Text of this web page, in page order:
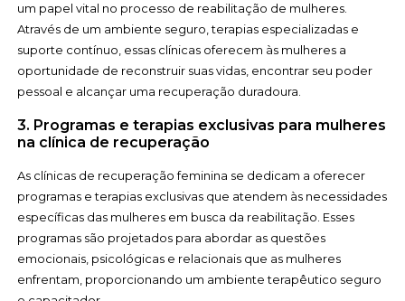
um papel vital no processo de reabilitação de mulheres.
Através de um ambiente seguro, terapias especializadas e
suporte contínuo, essas clínicas oferecem às mulheres a
oportunidade de reconstruir suas vidas, encontrar seu poder
pessoal e alcançar uma recuperação duradoura.
3. Programas e terapias exclusivas para mulheres
na clínica de recuperação
As clínicas de recuperação feminina se dedicam a oferecer
programas e terapias exclusivas que atendem às necessidades
específicas das mulheres em busca da reabilitação. Esses
programas são projetados para abordar as questões
emocionais, psicológicas e relacionais que as mulheres
enfrentam, proporcionando um ambiente terapêutico seguro